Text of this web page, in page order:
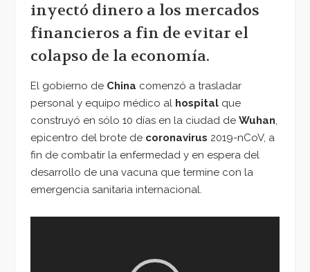
inyectó dinero a los mercados
financieros a fin de evitar el
colapso de la economía.
El gobierno de China comenzó a trasladar
personal y equipo médico al hospital que
construyó en sólo 10 días en la ciudad de Wuhan,
epicentro del brote de coronavirus 2019-nCoV, a
fin de combatir la enfermedad y en espera del
desarrollo de una vacuna que termine con la
emergencia sanitaria internacional.